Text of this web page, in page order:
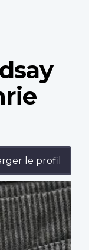
le profil